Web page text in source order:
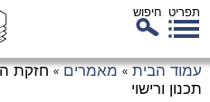
תפריט חיפוש
עמוד הבית » מאמרים » חזקת
תכנון ורישוי